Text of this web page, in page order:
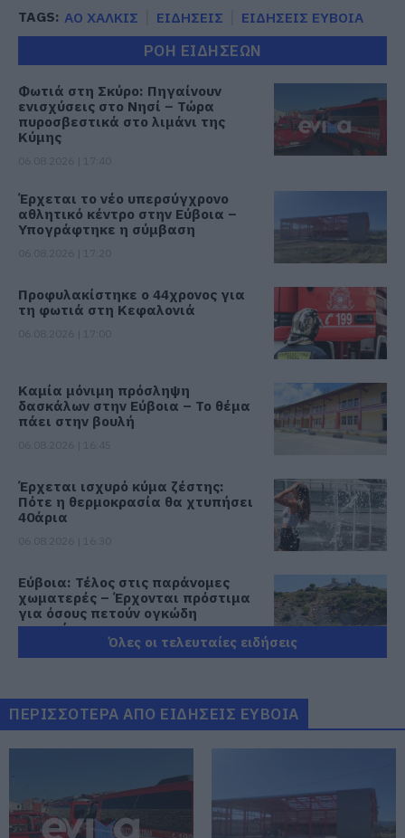
TAGS: ΑΟ ΧΑΛΚΙΣ ΕΙΔΗΣΕΙΣ ΕΙΔΗΣΕΙΣ ΕΥΒΟΙΑ
ΡΟΗ ΕΙΔΗΣΕΩΝ
Φωτιά στη Σκύρο: Πηγαίνουν
ενισχύσεις στο Νησί – Τώρα
πυροσβεστικά στο λιμάνι της
Κύμης
Έρχεται το νέο υπερσύγχρονο
αθλητικό κέντρο στην Εύβοια –
Υπογράφτηκε η σύμβαση
Προφυλακίστηκε ο 44χρονος για
τη φωτιά στη Κεφαλονιά
Καμία μόνιμη πρόσληψη
δασκάλων στην Εύβοια – Το θέμα
πάει στην βουλή
Έρχεται ισχυρό κύμα ζέστης:
Πότε η θερμοκρασία θα χτυπήσει
40άρια
Εύβοια: Τέλος στις παράνομες
χωματερές – Έρχονται πρόστιμα
για όσους πετούν ογκώδη
απορρίμματα
τη δολοφονία της Βρετανίδας –
Συγκλονιστική κατάθεση της
συζύγου του 28χρονου
Νέα εποχή για την Εύβοια:
Μονοπάτια μέσα σε μαγευτικό
δάσος
Όλες οι τελευταίες ειδήσεις
ΠΕΡΙΣΣΟΤΕΡΑ ΑΠΟ ΕΙΔΗΣΕΙΣ ΕΥΒΟΙΑ